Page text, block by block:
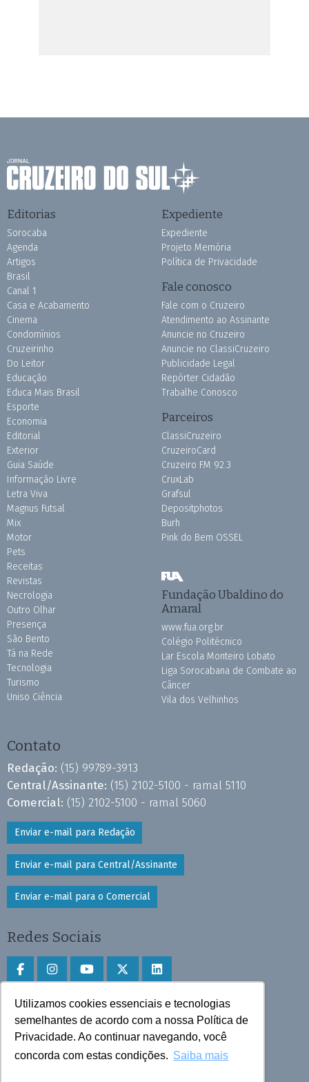
Utilizamos cookies essenciais e tecnologias
semelhantes de acordo com a nossa Política de
Privacidade. Ao continuar navegando, você
concorda com estas condições. Saiba mais
Editorias
Sorocaba
Agenda
Artigos
Brasil
Canal 1
Casa e Acabamento
Cinema
Condomínios
Cruzeirinho
Do Leitor
Educação
Educa Mais Brasil
Esporte
Economia
Editorial
Exterior
Guia Saúde
Informação Livre
Letra Viva
Magnus Futsal
Mix
Motor
Pets
Receitas
Revistas
Necrologia
Outro Olhar
Presença
São Bento
Tá na Rede
Tecnologia
Turismo
Uniso Ciência
Expediente
Expediente
Projeto Memória
Política de Privacidade
Fale conosco
Fale com o Cruzeiro
Atendimento ao Assinante
Anuncie no Cruzeiro
Anuncie no ClassiCruzeiro
Publicidade Legal
Repórter Cidadão
Trabalhe Conosco
Parceiros
ClassiCruzeiro
CruzeiroCard
Cruzeiro FM 92.3
CruxLab
Grafsul
Depositphotos
Burh
Pink do Bem OSSEL
Fundação Ubaldino do
Amaral
www.fua.org.br
Colégio Politécnico
Lar Escola Monteiro Lobato
Liga Sorocabana de Combate ao
Câncer
Vila dos Velhinhos
Contato
Redação: (15) 99789-3913
Central/Assinante: (15) 2102-5100 - ramal 5110
Comercial: (15) 2102-5100 - ramal 5060
Enviar e-mail para Redação
Enviar e-mail para Central/Assinante
Enviar e-mail para o Comercial
Redes Sociais
Faça download do aplicativo
Play Store e App Store